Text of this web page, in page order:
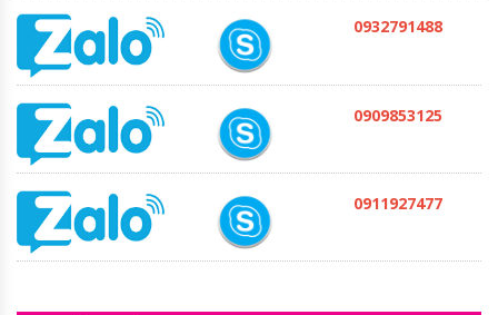
0932791488
0909853125
0911927477